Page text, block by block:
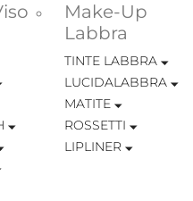
Make-Up
Labbra
TINTE LABBRA
LUCIDALABBRA
MATITE
ROSSETTI
LIPLINER